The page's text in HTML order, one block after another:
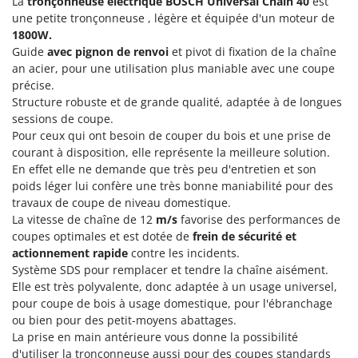
Groupes électrogènes
Gyrobroyeurs à lame pour tracteur
H
Haches - Cognées et Hachettes
Hachoirs à viande
Herses à Dents
Herses Rotatives
L
Lames à neige
Lames niveleuses pour tracteur
Lave-vitres
Lieuses électriques pour vignes
M
Machines à pâtes
E
EcoFlow
Edilmark
Effeuno
Einhell
Elegen
Energy Gruppi
Enotecnica Pillan
Eschenfelder
EuroMech
Eurosystems
F
FAC
Fama Industrie
Famag
une petite tronçonneuse , légère et équipée d'un moteur de
1800W.
Guide avec pignon de renvoi et pivot di fixation de la chaîne
an acier, pour une utilisation plus maniable avec une coupe
précise.
Structure robuste et de grande qualité, adaptée à de longues
sessions de coupe.
Pour ceux qui ont besoin de couper du bois et une prise de
courant à disposition, elle représente la meilleure solution.
En effet elle ne demande que très peu d'entretien et son
poids léger lui confère une très bonne maniabilité pour des
travaux de coupe de niveau domestique.
La vitesse de chaîne de 12 m/s favorise des performances de
coupes optimales et est dotée de frein de sécurité et
actionnement rapide contre les incidents.
Système SDS pour remplacer et tendre la chaîne aisément.
Elle est très polyvalente, donc adaptée à un usage universel,
pour coupe de bois à usage domestique, pour l'ébranchage
ou bien pour des petit-moyens abattages.
La prise en main antérieure vous donne la possibilité
d'utiliser la tronçonneuse aussi pour des coupes standards